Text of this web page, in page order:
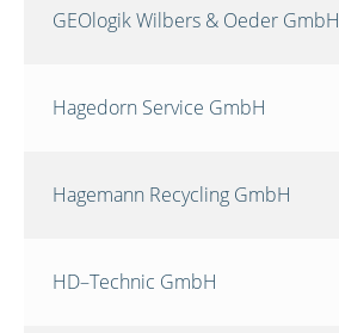
GEOlogik Wilbers & Oeder GmbH
Hagedorn Service GmbH
Hagemann Recycling GmbH
HD–Technic GmbH